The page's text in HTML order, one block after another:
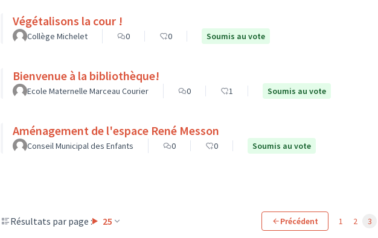
Végétalisons la cour !
Collège Michelet 0 0 Soumis au vote
Bienvenue à la bibliothèque!
Ecole Maternelle Marceau Courier 0 1 Soumis au vote
Aménagement de l'espace René Messon
Conseil Municipal des Enfants 0 0 Soumis au vote
Résultats par page : 25 Précédent 1 2 3